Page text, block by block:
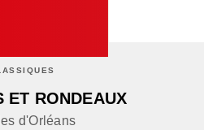
ET RONDEAUX
d'Orléans